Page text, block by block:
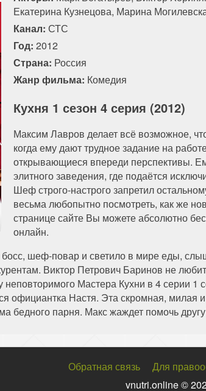
Екатерина Кузнецова, Марина
Канал: СТС
Год: 2012
Страна: Россия
Жанр фильма: Комедия
Кухня 1 сезон 4 серия (2012)
Максим Лавров делает всё возможное,
когда ему дают трудное задание на
открывающиеся впереди перспективы.
элитного заведения, где подаётся
Шеф строго-настрого запретил
весьма любопытно посмотреть, как же
странице сайте Вы можете абсолютно
онлайн.
шеф-повар и светило в мире еды,
Виктор Петрович Баринов не
неповторимого Мастера Кухни в 4
официантка Настя. Эта скромная,
бедного парня. Макс жаждет помочь
Обратная связь
Для
vnutri.online ©